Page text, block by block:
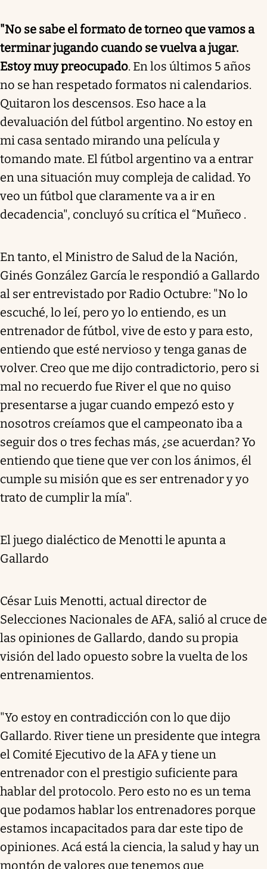
"No se sabe el formato de torneo que vamos a
terminar jugando cuando se vuelva a jugar.
Estoy muy preocupado. En los últimos 5 años
no se han respetado formatos ni calendarios.
Quitaron los descensos. Eso hace a la
devaluación del fútbol argentino. No estoy en
mi casa sentado mirando una película y
tomando mate. El fútbol argentino va a entrar
en una situación muy compleja de calidad. Yo
veo un fútbol que claramente va a ir en
decadencia", concluyó su crítica el “Muñeco .
En tanto, el Ministro de Salud de la Nación,
Ginés González García le respondió a Gallardo
al ser entrevistado por Radio Octubre: "No lo
escuché, lo leí, pero yo lo entiendo, es un
entrenador de fútbol, vive de esto y para esto,
entiendo que esté nervioso y tenga ganas de
volver. Creo que me dijo contradictorio, pero si
mal no recuerdo fue River el que no quiso
presentarse a jugar cuando empezó esto y
nosotros creíamos que el campeonato iba a
seguir dos o tres fechas más, ¿se acuerdan? Yo
entiendo que tiene que ver con los ánimos, él
cumple su misión que es ser entrenador y yo
trato de cumplir la mía".
El juego dialéctico de Menotti le apunta a
Gallardo
César Luis Menotti, actual director de
Selecciones Nacionales de AFA, salió al cruce de
las opiniones de Gallardo, dando su propia
visión del lado opuesto sobre la vuelta de los
entrenamientos.
"Yo estoy en contradicción con lo que dijo
Gallardo. River tiene un presidente que integra
el Comité Ejecutivo de la AFA y tiene un
entrenador con el prestigio suficiente para
hablar del protocolo. Pero esto no es un tema
que podamos hablar los entrenadores porque
estamos incapacitados para dar este tipo de
opiniones. Acá está la ciencia, la salud y hay un
montón de valores que tenemos que